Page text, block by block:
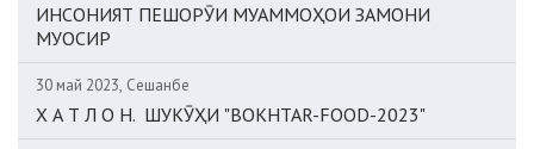
ИНСОНИЯТ ПЕШОРӮИ МУАММОҲОИ ЗАМОНИ
МУОСИР
30 май 2023, Сешанбе
Х А Т Л О Н. ШУКӮҲИ "BOKHTAR-FOOD-2023"